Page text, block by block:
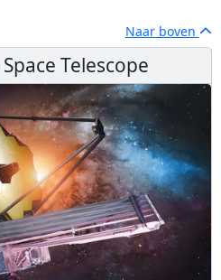
Naar boven
Telescope